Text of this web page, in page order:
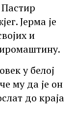
Јерма је
и
у белој
му да је он
до краја